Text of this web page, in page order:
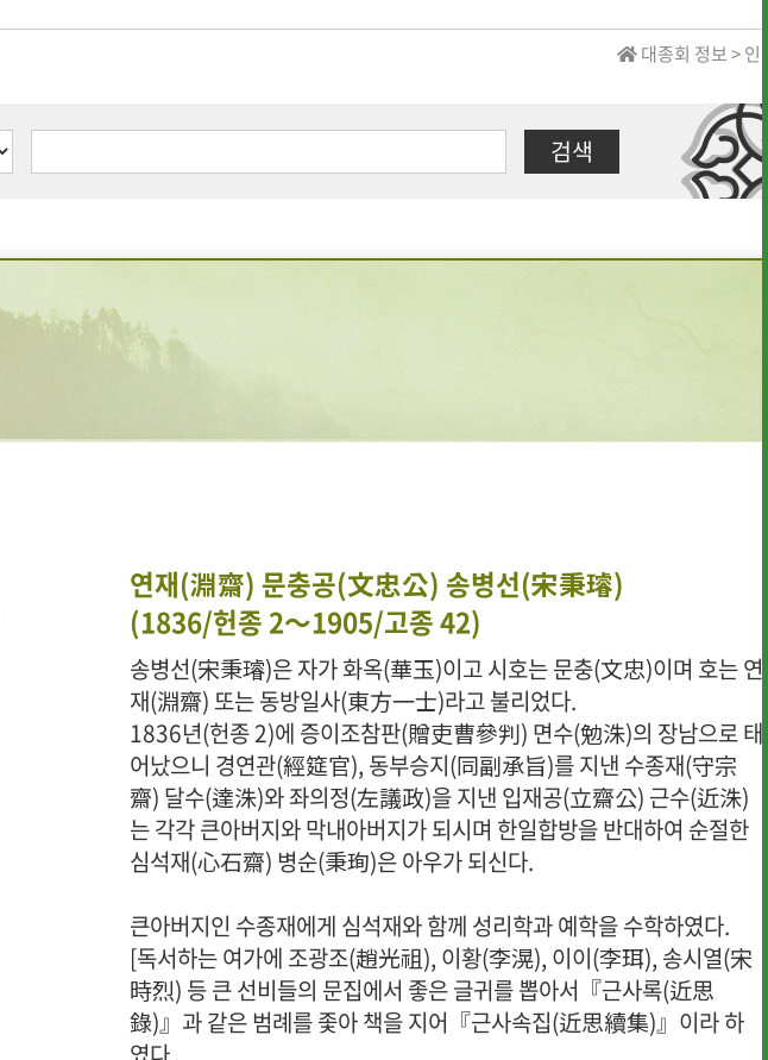
· 장학금 출연 · 역대 장학생 명단
· 도서목록표
· 개인정보처리방침
· 행사사진 · 개선의견 제
대종회 정보 > 인
검색
연재(淵齋) 문충공(文忠公) 송병선(宋秉璿)
(1836/헌종 2～1905/고종 42)
송병선(宋秉璿)은 자가 화옥(華玉)이고 시호는 문충(文忠)이며 호는 연
재(淵齋) 또는 동방일사(東方一士)라고 불리었다.
1836년(헌종 2)에 증이조참판(贈吏曹參判) 면수(勉洙)의 장남으로 태
어났으니 경연관(經筵官), 동부승지(同副承旨)를 지낸 수종재(守宗
齋) 달수(達洙)와 좌의정(左議政)을 지낸 입재공(立齋公) 근수(近洙)
는 각각 큰아버지와 막내아버지가 되시며 한일합방을 반대하여 순절한
심석재(心石齋) 병순(秉珣)은 아우가 되신다.
큰아버지인 수종재에게 심석재와 함께 성리학과 예학을 수학하였다.
[독서하는 여가에 조광조(趙光祖), 이황(李滉), 이이(李珥), 송시열(宋
時烈) 등 큰 선비들의 문집에서 좋은 글귀를 뽑아서『근사록(近思
錄)』과 같은 범례를 좇아 책을 지어『근사속집(近思續集)』이라 하